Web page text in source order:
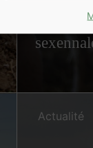
Le bail
Actualité